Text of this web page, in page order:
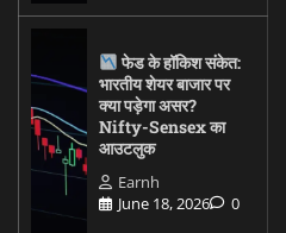
फेड के हॉकिश संकेत:
भारतीय शेयर बाजार पर
क्या पड़ेगा असर?
Nifty-Sensex का
आउटलुक
Earnh
June 18, 2026
0